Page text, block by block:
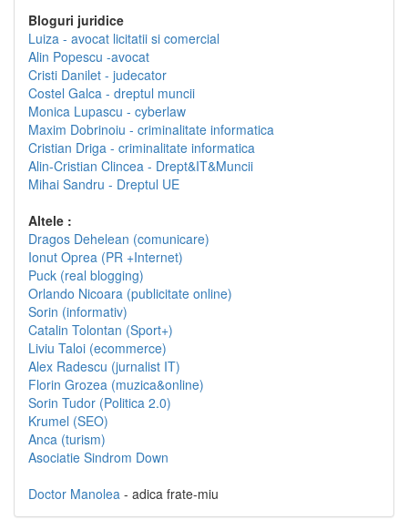
Bloguri juridice
Luiza - avocat licitatii si comercial
Alin Popescu -avocat
Cristi Danilet - judecator
Costel Galca - dreptul muncii
Monica Lupascu - cyberlaw
Maxim Dobrinoiu - criminalitate informatica
Cristian Driga - criminalitate informatica
Alin-Cristian Clincea - Drept&IT&Muncii
Mihai Sandru - Dreptul UE
Altele :
Dragos Dehelean (comunicare)
Ionut Oprea (PR +Internet)
Puck (real blogging)
Orlando Nicoara (publicitate online)
Sorin (informativ)
Catalin Tolontan (Sport+)
Liviu Taloi (ecommerce)
Alex Radescu (jurnalist IT)
Florin Grozea (muzica&online)
Sorin Tudor (Politica 2.0)
Krumel (SEO)
Anca (turism)
Asociatie Sindrom Down
Doctor Manolea - adica frate-miu